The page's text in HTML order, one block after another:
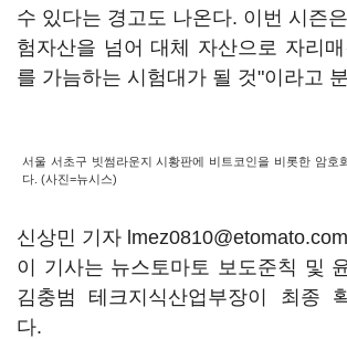
수 있다는 경고도 나온다. 이번 시즌
험자산을 넘어 대체 자산으로 자리
를 가늠하는 시험대가 될 것"이라고
서울 서초구 빗썸라운지 시황판에 비트코인을 비롯한 암호
다. (사진=뉴시스)
신상민 기자 lmez0810@etomato.com
이 기사는 뉴스토마토 보도준칙 및
김충범 테크지식산업부장이 최종 확
다.